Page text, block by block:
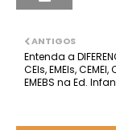
ANTIGOS
Entenda a
CEIs, EMEIs, CEMEI,
EMEBS na Ed.